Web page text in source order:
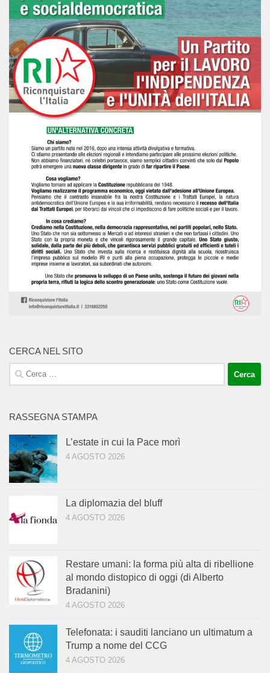
CERCA NEL SITO
Ricerca
per:
RASSEGNA STAMPA
L’estate in cui la Pace morì
4 AGOSTO 2026
La diplomazia del bluff
4 AGOSTO 2026
Restare umani: la forma più alta di ribellione
al mondo distopico di oggi (di Alberto
Bradanini)
4 AGOSTO 2026
Telefonata: i sauditi lanciano un ultimatum a
Trump a nome del CCG
4 AGOSTO 2026